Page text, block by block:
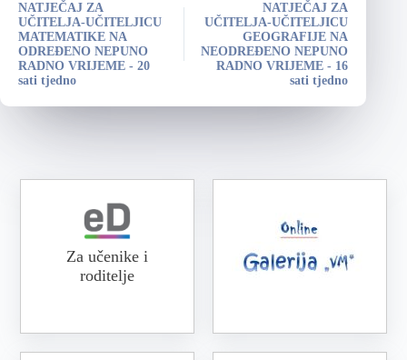
NATJEČAJ ZA
UČITELJA-UČITELJICU
MATEMATIKE NA
ODREĐENO NEPUNO
RADNO VRIJEME - 20
sati tjedno
NATJEČAJ ZA
UČITELJA-UČITELJICU
GEOGRAFIJE NA
NEODREĐENO NEPUNO
RADNO VRIJEME - 16
sati tjedno
Za učenike i
roditelje